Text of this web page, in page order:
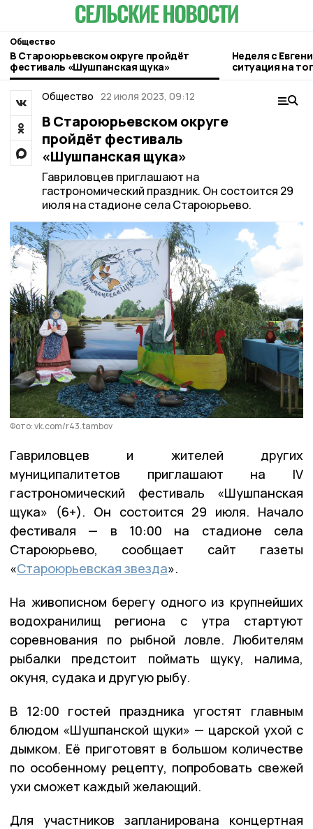
Общество
В Староюрьевском округе пройдёт
фестиваль «Шушпанская щука»
Неделя с
ситуация на
городе и
Общество 22 июля 2023, 09:12
В Староюрьевском округе
пройдёт фестиваль
«Шушпанская щука»
Гавриловцев приглашают на
гастрономический праздник. Он состоится 29
июля на стадионе села Староюрьево.
Фото: vk.com/r43.tambov
Гавриловцев и жителей других
муниципалитетов приглашают на IV
гастрономический фестиваль «Шушпанская
щука» (6+). Он состоится 29 июля. Начало
фестиваля — в 10:00 на стадионе села
Староюрьево, сообщает сайт газеты
«Староюрьевская звезда».
На живописном берегу одного из крупнейших
водохранилищ региона с утра стартуют
соревнования по рыбной ловле. Любителям
рыбалки предстоит поймать щуку, налима,
окуня, судака и другую рыбу.
В 12:00 гостей праздника угостят главным
блюдом «Шушпанской щуки» — царской ухой с
дымком. Её приготовят в большом количестве
по особенному рецепту, попробовать свежей
ухи сможет каждый желающий.
Для участников запланирована концертная